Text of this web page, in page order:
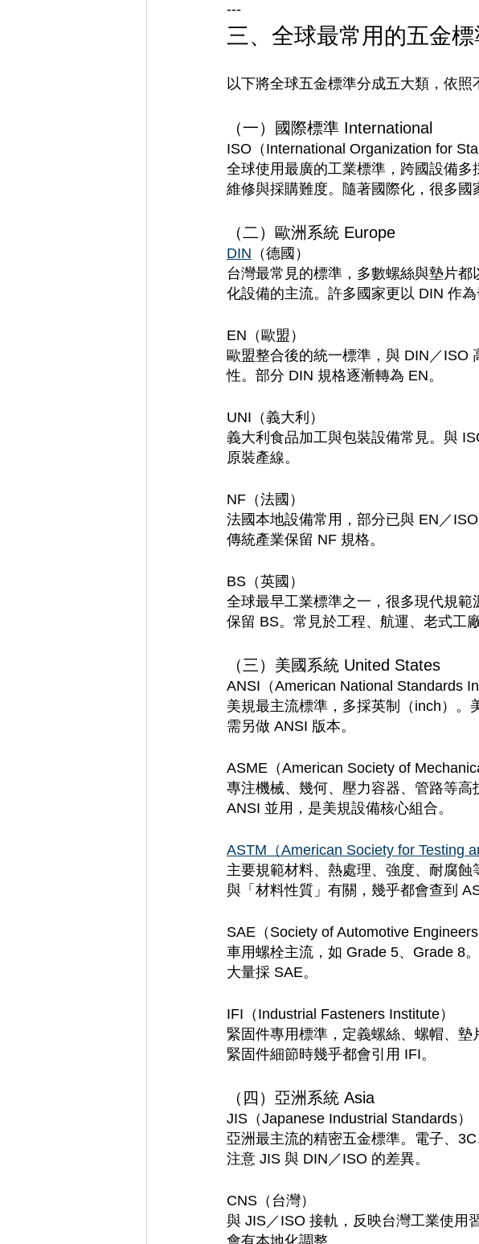
---
三、全球最常用的五金
以下將全球五金標準分成五大類，依照
（一）國際標準 International
ISO（International Organization for
全球使用最廣的工業標準，跨國設備
維修與採購難度。隨著國際化，很多國
（二）歐洲系統 Europe
DIN （德國）
台灣最常見的標準，多數螺絲與墊片
化設備的主流。許多國家更以 DIN 作為
EN（歐盟）
歐盟整合後的統一標準，與 DIN／ISO
性。部分 DIN 規格逐漸轉為 EN。
UNI（義大利）
義大利食品加工與包裝設備常見。與
原裝產線。
NF（法國）
法國本地設備常用，部分已與 EN／
傳統產業保留 NF 規格。
BS（英國）
全球最早工業標準之一，很多現代規
保留 BS。常見於工程、航運、老式工廠
（三）美國系統 United States
ANSI（American National Standards
美規最主流標準，多採英制（inch）。
需另做 ANSI 版本。
ASME（American Society of
專注機械、幾何、壓力容器、管路等
ANSI 並用，是美規設備核心組合。
ASTM（American Society for Testing
主要規範材料、熱處理、強度、耐腐
與「材料性質」有關，幾乎都會查到
SAE（Society of Automotive Engineers
車用螺栓主流，如 Grade 5、Grade 8
大量採 SAE。
IFI（Industrial Fasteners Institute）
緊固件專用標準，定義螺絲、螺帽、
緊固件細節時幾乎都會引用 IFI。
（四）亞洲系統 Asia
JIS（Japanese Industrial Standards）
亞洲最主流的精密五金標準。電子、
注意 JIS 與 DIN／ISO 的差異。
CNS（台灣）
與 JIS／ISO 接軌，反映台灣工業使用
會有本地化調整。